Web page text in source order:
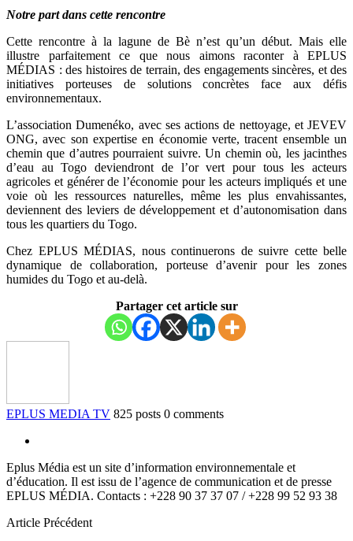
Notre part dans cette rencontre
Cette rencontre à la lagune de Bè n’est qu’un début. Mais elle
illustre parfaitement ce que nous aimons raconter à EPLUS
MÉDIAS : des histoires de terrain, des engagements sincères, et des
initiatives porteuses de solutions concrètes face aux défis
environnementaux.
L’association Dumenéko, avec ses actions de nettoyage, et JEVEV
ONG, avec son expertise en économie verte, tracent ensemble un
chemin que d’autres pourraient suivre. Un chemin où, les jacinthes
d’eau au Togo deviendront de l’or vert pour tous les acteurs
agricoles et générer de l’économie pour les acteurs impliqués et une
voie où les ressources naturelles, même les plus envahissantes,
deviennent des leviers de développement et d’autonomisation dans
tous les quartiers du Togo.
Chez EPLUS MÉDIAS, nous continuerons de suivre cette belle
dynamique de collaboration, porteuse d’avenir pour les zones
humides du Togo et au-delà.
Partager cet article sur
EPLUS MEDIA TV 825 posts 0 comments
Eplus Média est un site d’information environnementale et
d’éducation. Il est issu de l’agence de communication et de presse
EPLUS MÉDIA. Contacts : +228 90 37 37 07 / +228 99 52 93 38
Article Précédent